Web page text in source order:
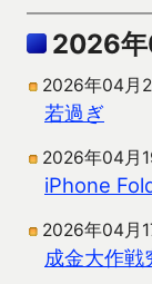
2026年
2026年04月
若過ぎ
2026年04月
iPhone
2026年04月
成金大作